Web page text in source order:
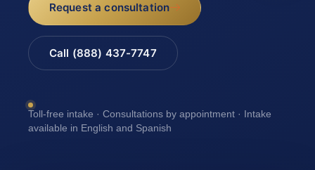
Request a consultation
Call (888) 437-7747
Toll-free intake · Consultations by appointment · Intake
available in English and Spanish